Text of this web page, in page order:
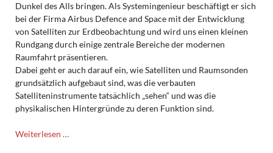
Dunkel des Alls bringen. Als Systemingenieur beschäftigt er sich
bei der Firma Airbus Defence and Space mit der Entwicklung
von Satelliten zur Erdbeobachtung und wird uns einen kleinen
Rundgang durch einige zentrale Bereiche der modernen
Raumfahrt präsentieren.
Dabei geht er auch darauf ein, wie Satelliten und Raumsonden
grundsätzlich aufgebaut sind, was die verbauten
Satelliteninstrumente tatsächlich „sehen“ und was die
physikalischen Hintergründe zu deren Funktion sind.
Weiterlesen …